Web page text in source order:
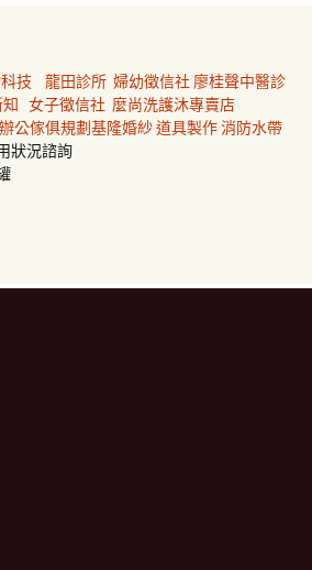
技 龍田診所 婦幼徵信社 廖桂聲中醫診
女子徵信社 麼尚洗護沐專賣店
辦公傢俱規劃基隆婚紗道具製作消防水帶
狀況諮詢